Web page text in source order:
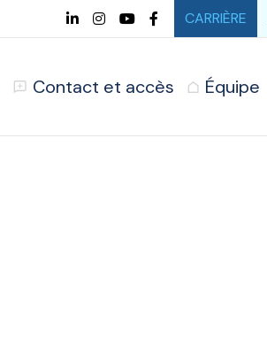
CARRIÈRE
Contact et accès Équipe